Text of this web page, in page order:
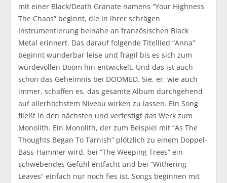
mit einer Black/Death Granate namens “Your Highness
The Chaos” beginnt, die in ihrer schrägen
Instrumentierung beinahe an französischen Black
Metal erinnert. Das darauf folgende Titellied “Anna”
beginnt wunderbar leise und fragil bis es sich zum
würdevollen Doom hin entwickelt. Und das ist auch
schon das Geheimnis bei DOOMED. Sie, er, wie auch
immer, schaffen es, das gesamte Album durchgehend
auf allerhöchstem Niveau wirken zu lassen. Ein Song
fließt in den nächsten und verfestigt das Werk zum
Monolith. Ein Monolith, der zum Beispiel mit “As The
Thoughts Began To Tarnish” plötzlich zu einem Doppel-
Bass-Hammer wird, bei “The Weeping Trees” ein
schwebendes Gefühl entfacht und bei “Withering
Leaves” einfach nur noch fies ist. Songs beginnen mit